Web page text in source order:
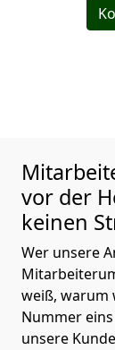
vor der
keinen
Wer unsere
weiß, warum
Nummer
unsere